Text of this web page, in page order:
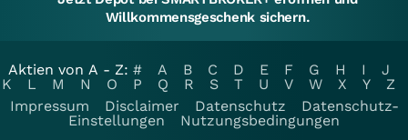
Willkommensgeschenk sichern.
Aktien von A - Z: # A B C D E F G H I
J
K
L M N O P Q R S T U V W X Y
Z
Impressum
Disclaimer Datenschutz
Datenschutz-
Einstellungen
Nutzungsbedingungen